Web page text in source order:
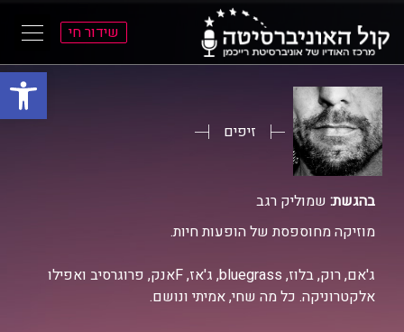
פתח
התפריט
הראשי
התוכן
הראשי
שידור חי
זיפים
בהגשת: שמוליק רגב
מוזיקה מחוספסת של הופעות חיות.
ג'אם, רוק, בלוז, bluegrass, ג'אז, Fאנק, פרוגרסיב ואפילו
אלקטרוניקה. כל מה שחי, אמיתי ונושם.